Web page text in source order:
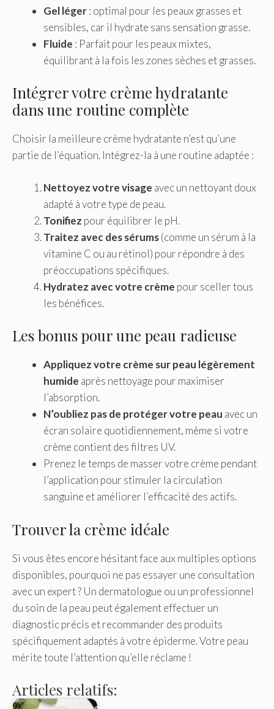
Gel léger: optimal pour les peaux grasses et
sensibles, car il hydrate sans sensation grasse.
Fluide : Parfait pour les peaux mixtes,
équilibrant à la fois les zones sèches et grasses.
Intégrer votre crème hydratante
dans une routine complète
Choisir la meilleure crème hydratante n’est qu’une
partie de l’équation. Intégrez-la à une routine adaptée :
Nettoyez votre visage avec un nettoyant doux
adapté à votre type de peau.
Tonifiez pour équilibrer le pH.
Traitez avec des sérums(comme un sérum à la
vitamine C ou au rétinol) pour répondre à des
préoccupations spécifiques.
Hydratez avec votre crème pour sceller tous
les bénéfices.
Les bonus pour une peau radieuse
Appliquez votre crème sur peau légèrement
humide après nettoyage pour maximiser
l’absorption.
N’oubliez pas de protéger votre peau avec un
écran solaire quotidiennement, même si votre
crème contient des filtres UV.
Prenez le temps de masser votre crème pendant
l’application pour stimuler la circulation
sanguine et améliorer l’efficacité des actifs.
Trouver la crème idéale
Si vous êtes encore hésitant face aux multiples options
disponibles, pourquoi ne pas essayer une consultation
avec un expert ? Un dermatologue ou un professionnel
du soin de la peau peut également effectuer un
diagnostic précis et recommander des produits
spécifiquement adaptés à votre épiderme. Votre peau
mérite toute l’attention qu’elle réclame !
Articles relatifs: